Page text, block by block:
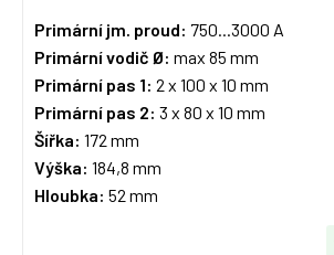
Primární jm. proud: 750...3000 A
Primární vodič Ø: max 85 mm
Primární pas 1: 2 x 100 x 10 mm
Primární pas 2: 3 x 80 x 10 mm
Šířka: 172 mm
Výška: 184,8 mm
Hloubka: 52 mm